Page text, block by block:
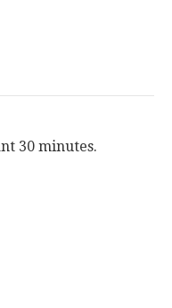
30 minutes.